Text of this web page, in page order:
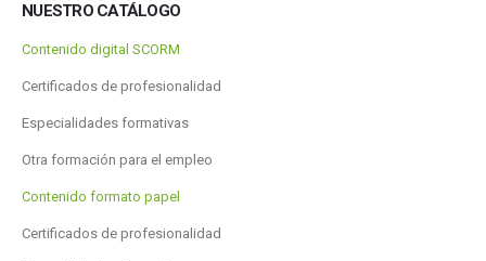
NUESTRO CATÁLOGO
Contenido digital SCORM
Certificados de profesionalidad
Especialidades formativas
Otra formación para el empleo
Contenido formato papel
Certificados de profesionalidad